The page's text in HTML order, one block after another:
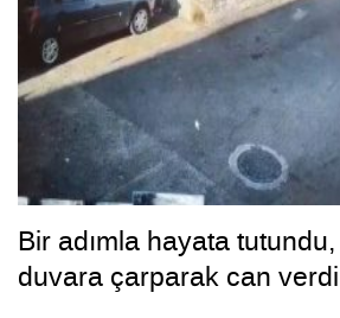
Bir adımla hayata
duvara çarparak can verdi